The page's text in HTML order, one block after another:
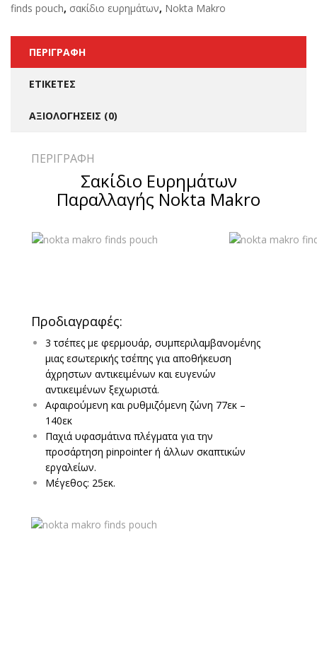
finds pouch, σακίδιο ευρημάτων, Nokta Makro
ΠΕΡΙΓΡΑΦΉ
ΕΤΙΚΈΤΕΣ
ΑΞΙΟΛΟΓΉΣΕΙΣ (0)
ΠΕΡΙΓΡΑΦΉ
Σακίδιο Ευρημάτων
Παραλλαγής Nokta Makro
Προδιαγραφές:
3 τσέπες με φερμουάρ, συμπεριλαμβανομένης
μιας εσωτερικής τσέπης για αποθήκευση
άχρηστων αντικειμένων και ευγενών
αντικειμένων ξεχωριστά.
Αφαιρούμενη και ρυθμιζόμενη ζώνη 77εκ –
140εκ
Παχιά υφασμάτινα πλέγματα για την
προσάρτηση pinpointer ή άλλων σκαπτικών
εργαλείων.
Μέγεθος: 25εκ.